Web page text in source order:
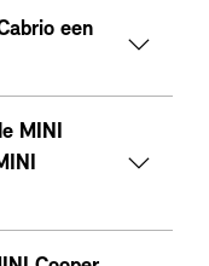
een
MINI